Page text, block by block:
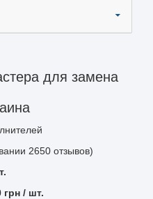
для замена
2650 отзывов)
грн / шт.